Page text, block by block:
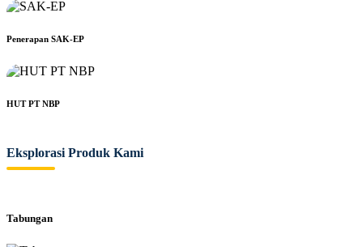
Penerapan SAK-EP
HUT PT NBP
Eksplorasi Produk Kami
Tabungan